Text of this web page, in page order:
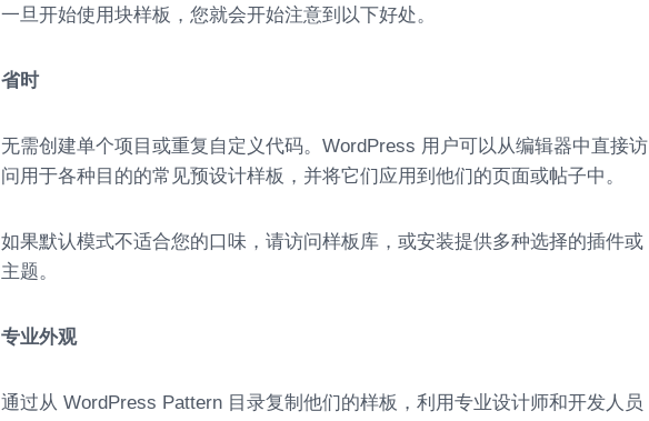
一旦开始使用块样板，您就会开始注意到以下好处。
省时
无需创建单个项目或重复自定义代码。WordPress 用户可以从编辑器中直接访
问用于各种目的的常见预设计样板，并将它们应用到他们的页面或帖子中。
如果默认模式不适合您的口味，请访问样板库，或安装提供多种选择的插件或
主题。
专业外观
通过从 WordPress Pattern 目录复制他们的样板，利用专业设计师和开发人员